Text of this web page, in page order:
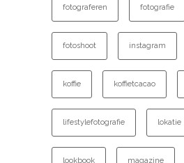
fotograferen fotografie
fotoshoot instagram
koffie koffietcacao
lifestylefotografie lokatie
lookbook magazine